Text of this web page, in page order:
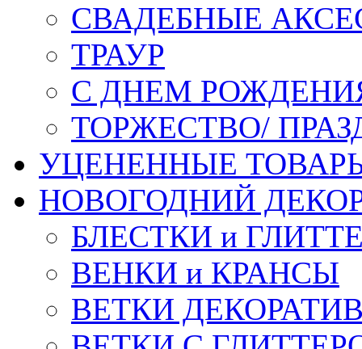
СВАДЕБНЫЕ
ТРАУР
С ДНЕМ
ТОРЖЕСТВО/
УЦЕНЕННЫЕ
НОВОГОДНИЙ
БЛЕСТКИ и
ВЕНКИ и КРАНСЫ
ВЕТКИ